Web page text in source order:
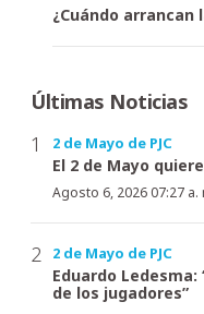
¿Cuándo arrancan
Últimas Noticias
2 de Mayo de PJC
El 2 de Mayo
Agosto 6, 2026 07:27 a.
2 de Mayo de PJC
Eduardo
de los jugadores”